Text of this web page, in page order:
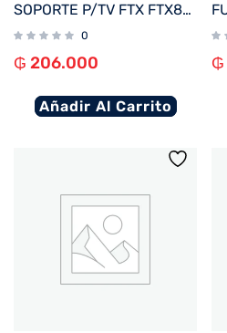
SOPORTE P/TV FTX FTX80-466A 37″ A 86″ 60KG ART/INC5°/GIRO60°/NEGRO
0
₲ 206.000
Añadir Al Carrito
₲